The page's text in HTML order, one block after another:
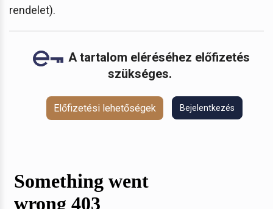
rendelet).
A tartalom eléréséhez előfizetés
szükséges.
Előfizetési lehetőségek Bejelentkezés